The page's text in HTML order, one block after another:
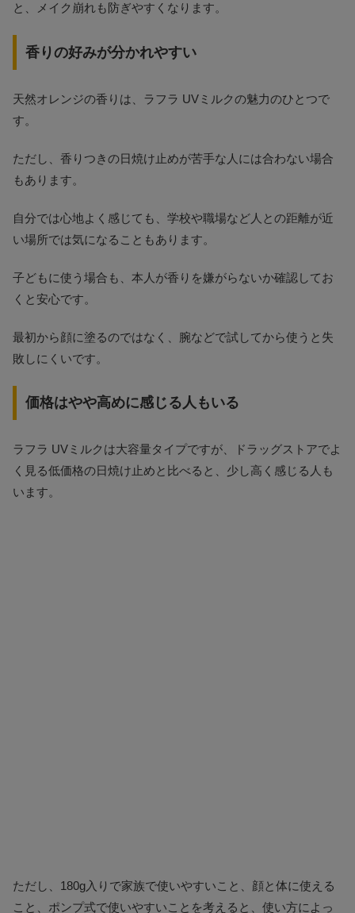
と、メイク崩れも防ぎやすくなります。
香りの好みが分かれやすい
天然オレンジの香りは、ラフラ UVミルクの魅力のひとつで
す。
ただし、香りつきの日焼け止めが苦手な人には合わない場合
もあります。
自分では心地よく感じても、学校や職場など人との距離が近
い場所では気になることもあります。
子どもに使う場合も、本人が香りを嫌がらないか確認してお
くと安心です。
最初から顔に塗るのではなく、腕などで試してから使うと失
敗しにくいです。
価格はやや高めに感じる人もいる
ラフラ UVミルクは大容量タイプですが、ドラッグストアでよ
く見る低価格の日焼け止めと比べると、少し高く感じる人も
います。
ただし、180g入りで家族で使いやすいこと、顔と体に使える
こと、ポンプ式で使いやすいことを考えると、使い方によっ